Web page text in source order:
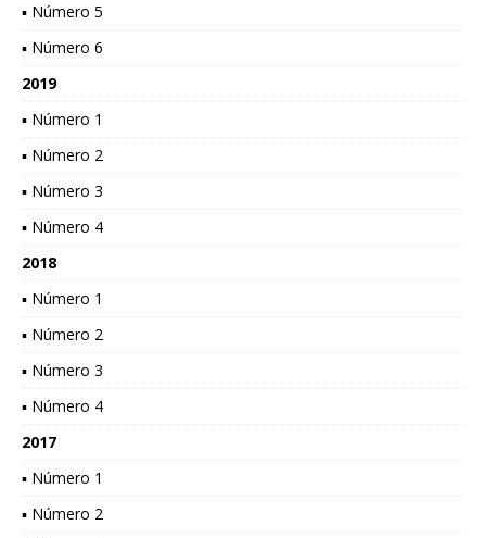
▪ Número 5
▪ Número 6
2019
▪ Número 1
▪ Número 2
▪ Número 3
▪ Número 4
2018
▪ Número 1
▪ Número 2
▪ Número 3
▪ Número 4
2017
▪ Número 1
▪ Número 2